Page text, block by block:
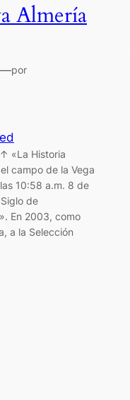
Almería
—por
«La Historia
campo de la Vega
10:58 a.m. 8 de
de
En 2003, como
a la Selección